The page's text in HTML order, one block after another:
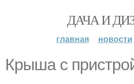
ДАЧА И
главная новости
Крыша с